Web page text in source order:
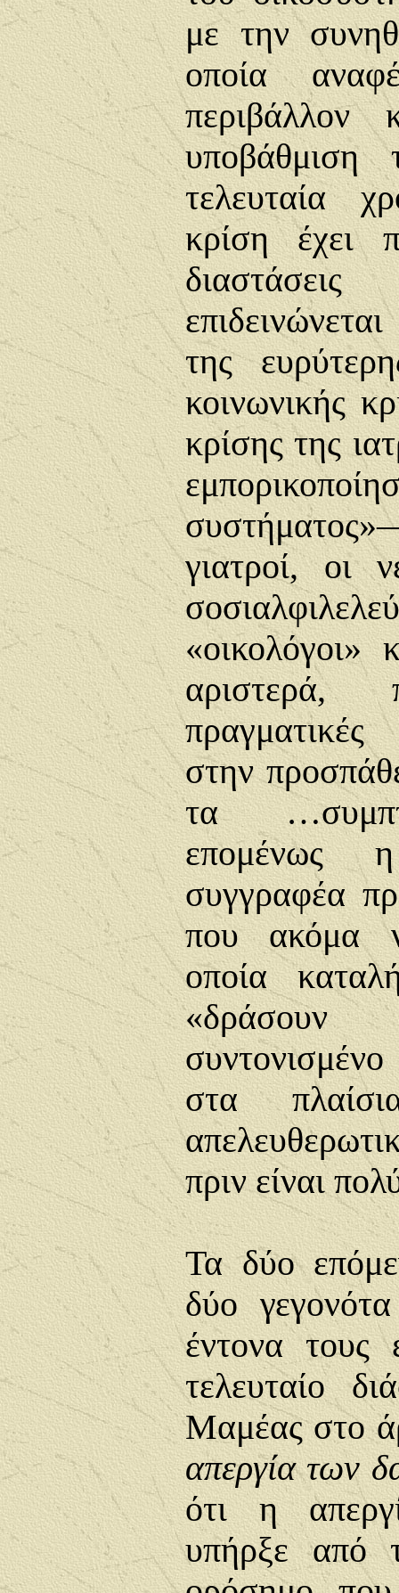
με την
οποία
περιβάλλον
τελευταία
κρίση έχει
της
κοινωνικής
κρίσης της
γιατροί, οι
«οικολόγοι»
αριστερά,
πραγματικές
στην
τα
επομένως
συγγραφέα
που ακόμα
οποία
«δράσουν
στα
πριν είναι
Τα δύο
δύο
έντονα τους
τελευταίο
Μαμέας στο
απεργία των
ότι η
υπήρξε από